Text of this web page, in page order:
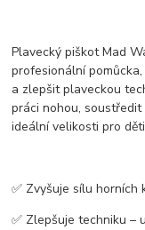
Plavecký piškotMad
profesionální
a zlepšit plaveckou
práci nohou,
ideální velikosti pro děti
✅ Zvyšuje sílu horních
✅ Zlepšuje techniku –